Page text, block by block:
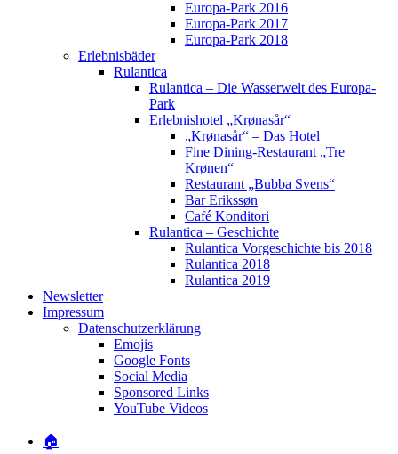
Europa-Park 2016
Europa-Park 2017
Europa-Park 2018
Erlebnisbäder
Rulantica
Rulantica – Die Wasserwelt des Europa-
Park
Erlebnishotel „Krønasår“
„Krønasår“ – Das Hotel
Fine Dining-Restaurant „Tre
Krønen“
Restaurant „Bubba Svens“
Bar Erikssøn
Café Konditori
Rulantica – Geschichte
Rulantica Vorgeschichte bis 2018
Rulantica 2018
Rulantica 2019
Newsletter
Impressum
Datenschutzerklärung
Emojis
Google Fonts
Social Media
Sponsored Links
YouTube Videos
🏠